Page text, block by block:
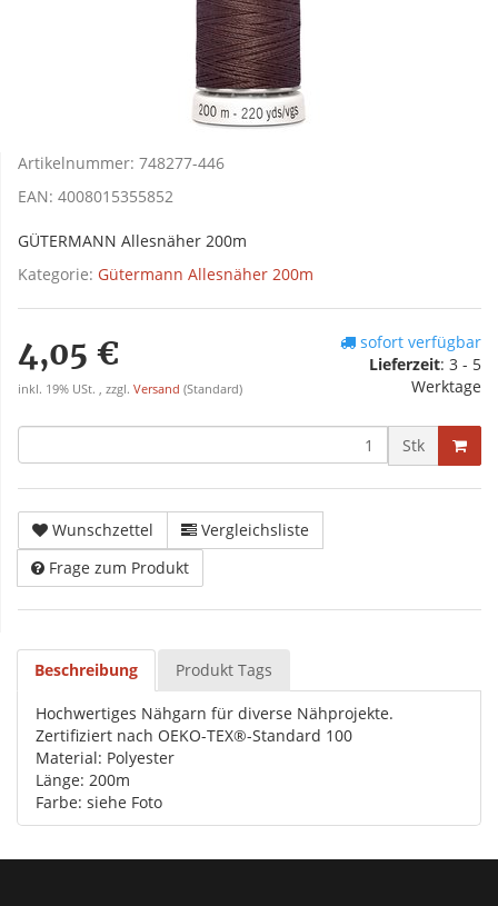
Artikelnummer: 748277-446
EAN: 4008015355852
GÜTERMANN Allesnäher 200m
Kategorie: Gütermann Allesnäher 200m
4,05 €
inkl. 19% USt. , zzgl. Versand (Standard)
sofort verfügbar
Lieferzeit: 3 - 5
Werktage
Stk
Wunschzettel
Vergleichsliste
Frage zum Produkt
Beschreibung Produkt Tags
Hochwertiges Nähgarn für diverse Nähprojekte.
Zertifiziert nach OEKO-TEX®-Standard 100
Material: Polyester
Länge: 200m
Farbe: siehe Foto